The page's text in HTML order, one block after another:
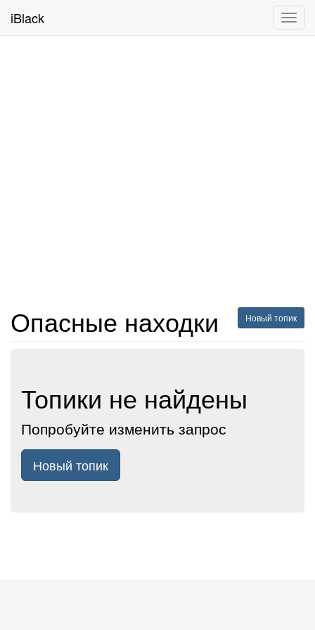
iBlack
Опасные находки Новый топик
Топики не найдены
Попробуйте изменить запрос
Новый топик